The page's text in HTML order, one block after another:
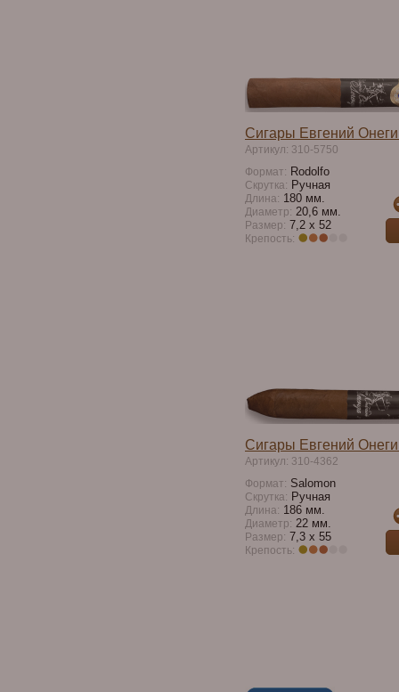
Сигары Евгений
Артикул: 310-5750
Формат: Rodolfo
Скрутка: Ручная
Длина: 180 мм.
Диаметр: 20,6 мм.
Размер: 7,2 х 52
Крепость:
Сигары Евгений
Артикул: 310-4362
Формат: Salomon
Скрутка: Ручная
Длина: 186 мм.
Диаметр: 22 мм.
Размер: 7,3 х 55
Крепость: